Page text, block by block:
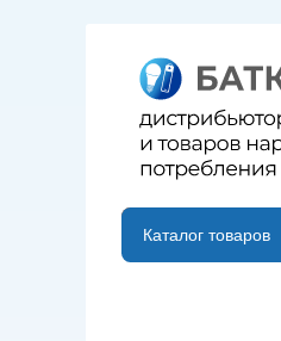
B2B портал
Каталог товаров